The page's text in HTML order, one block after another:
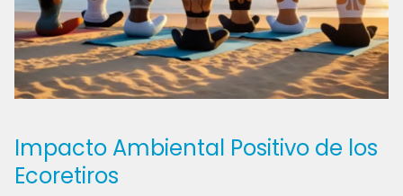
Impacto Ambiental Positivo de los
Ecoretiros